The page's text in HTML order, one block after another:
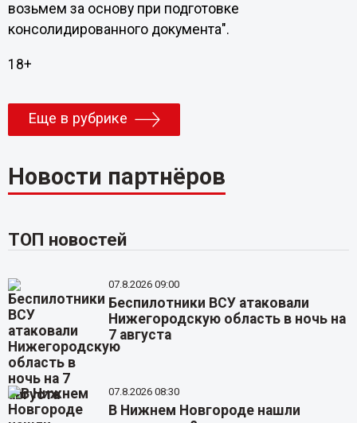
возьмем за основу при подготовке
консолидированного документа".
18+
Еще в рубрике
Новости партнёров
ТОП новостей
07.8.2026 09:00
Беспилотники ВСУ атаковали
Нижегородскую область в ночь на
7 августа
07.8.2026 08:30
В Нижнем Новгороде нашли